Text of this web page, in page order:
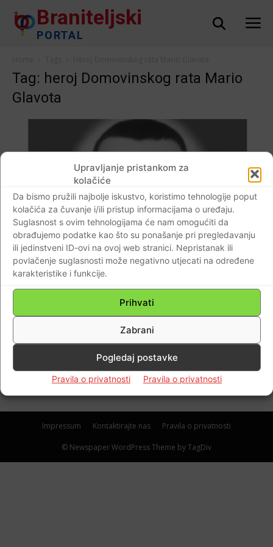
Upravljanje pristankom za
kolačiće
Da bismo pružili najbolje iskustvo, koristimo tehnologije poput
kolačića za čuvanje i/ili pristup informacijama o uređaju.
Suglasnost s ovim tehnologijama će nam omogućiti da
obrađujemo podatke kao što su ponašanje pri pregledavanju
ili jedinstveni ID-ovi na ovoj web stranici. Nepristanak ili
povlačenje suglasnosti može negativno utjecati na određene
karakteristike i funkcije.
Prihvati
Zabrani
Pogledaj postavke
Pravila o privatnosti Pravila o privatnosti
Braniteljski
PORTAL
Tag: heroj Domovinskog rata Mario
Glavota
U operaciji “Maslenica” tijekom borbi za
Paljuv život je na oltar domovine položio
heroj Domovinskog rata Mario Glavota…
29.01.2021
Impressum Kontaktirajte nas Pravila o privatnosti
© Newspaper WordPress Theme by TagDiv